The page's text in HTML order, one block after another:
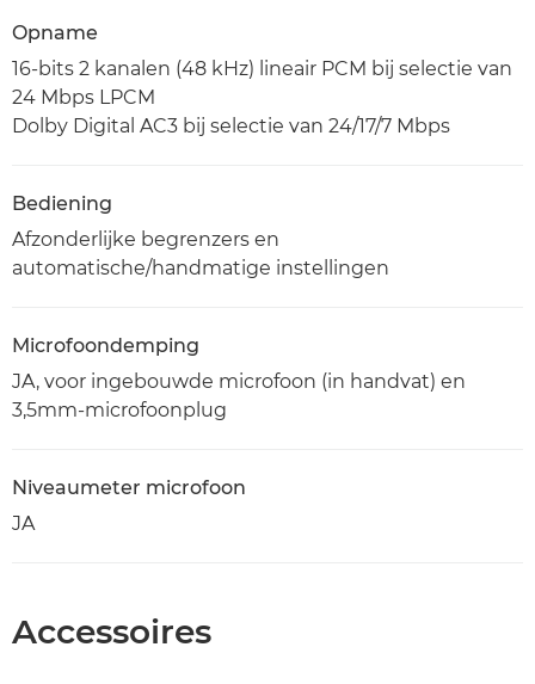
Opname
16-bits 2 kanalen (48 kHz) lineair PCM bij selectie van
24 Mbps LPCM
Dolby Digital AC3 bij selectie van 24/17/7 Mbps
Bediening
Afzonderlijke begrenzers en
automatische/handmatige instellingen
Microfoondemping
JA, voor ingebouwde microfoon (in handvat) en
3,5mm-microfoonplug
Niveaumeter microfoon
JA
Accessoires